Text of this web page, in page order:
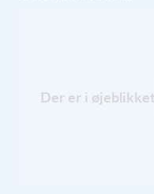
Der er i